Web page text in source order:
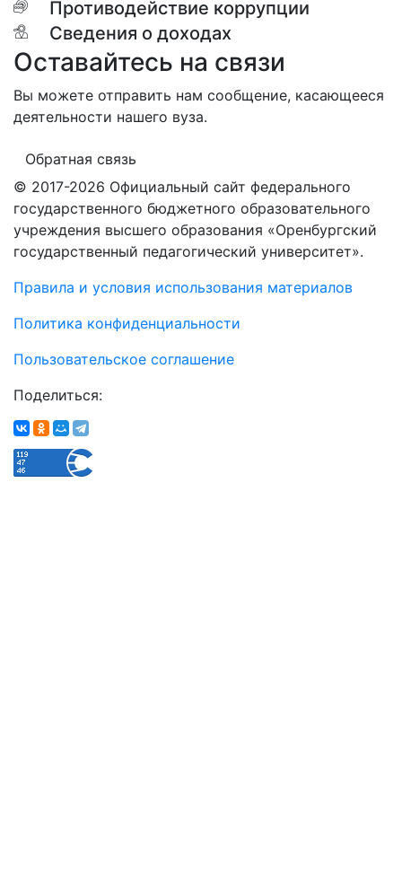
Противодействие коррупции
Сведения о доходах
Оставайтесь на связи
Вы можете отправить нам сообщение, касающееся
деятельности нашего вуза.
Обратная связь
© 2017-2026 Официальный сайт федерального
государственного бюджетного образовательного
учреждения высшего образования «Оренбургский
государственный педагогический университет».
Правила и условия использования материалов
Политика конфиденциальности
Пользовательское соглашение
Поделиться: